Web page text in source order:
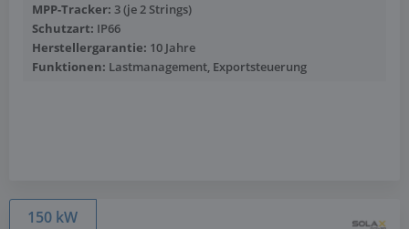
MPP-Tracker: 3 (je 2 Strings)
Schutzart: IP66
Herstellergarantie: 10 Jahre
Funktionen: Lastmanagement, Exportsteuerung
150 kW